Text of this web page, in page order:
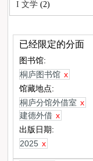
I 文学 (2)
已经限定的分面
图书馆:
桐庐图书馆 x
馆藏地点:
桐庐分馆外借室 x
建德外借 x
出版日期:
2025 x